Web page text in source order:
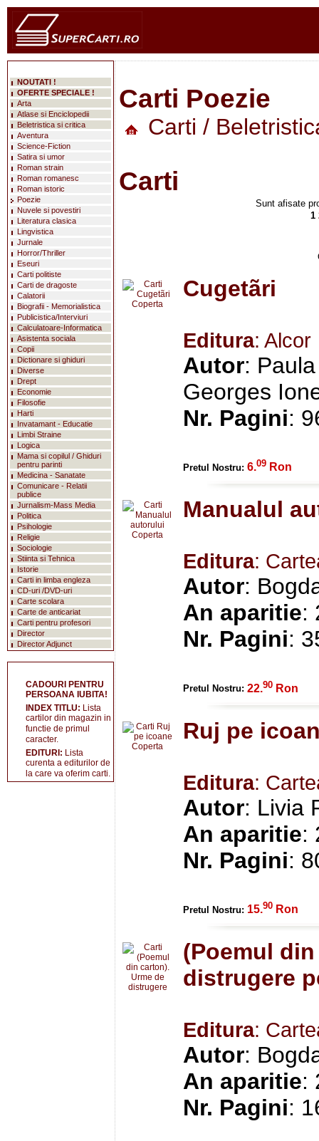
Carti Poezie
Carti /
Carti
Sunt afisate
1
Cugetãri
Editura: Alcor
Autor:
Georges
Nr. Pagini:
Pretul Nostru: 6.09 Ron
Manualul
Editura:
Autor:
An aparitie:
Nr. Pagini:
Pretul Nostru: 22.90 Ron
Ruj pe
Editura:
Autor: Livia
An aparitie:
Nr. Pagini:
Pretul Nostru: 15.90 Ron
(Poemul
distrugere
Editura:
Autor:
An aparitie:
Nr. Pagini:
NOUTATI !
OFERTE SPECIALE !
Arta
Atlase si Enciclopedii
Beletristica si critica
Aventura
Science-Fiction
Satira si umor
Roman strain
Roman romanesc
Roman istoric
Poezie
Nuvele si povestiri
Literatura clasica
Lingvistica
Jurnale
Horror/Thriller
Eseuri
Carti politiste
Carti de dragoste
Calatorii
Biografii - Memorialistica
Publicistica/Interviuri
Calculatoare-Informatica
Asistenta sociala
Copii
Dictionare si ghiduri
Diverse
Drept
Economie
Filosofie
Harti
Invatamant - Educatie
Limbi Straine
Logica
Mama si copilul / Ghiduri
pentru parinti
Medicina - Sanatate
Comunicare - Relatii
publice
Jurnalism-Mass Media
Politica
Psihologie
Religie
Sociologie
Stiinta si Tehnica
Istorie
Carti in limba engleza
CD-uri /DVD-uri
Carte scolara
Carte de anticariat
Carti pentru profesori
Director
Director Adjunct
CADOURI PENTRU
PERSOANA IUBITA!
INDEX TITLU: Lista
cartilor din magazin in
functie de primul
caracter.
EDITURI: Lista
curenta a editurilor de
la care va oferim carti.